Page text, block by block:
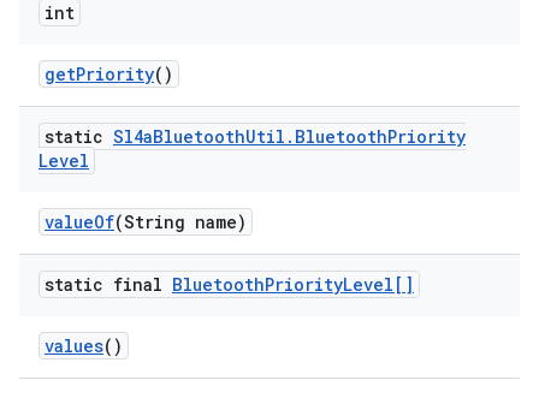
int
getPriority()
static Sl4aBluetoothUtil . BluetoothPriority
Level
valueOf(String name)
static final BluetoothPriorityLevel[]
values()